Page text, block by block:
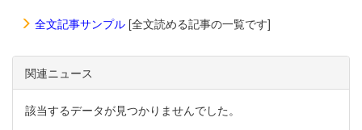
全文記事サンプル [全文読める記事の一覧です]
関連ニュース
該当するデータが見つかりませんでした。